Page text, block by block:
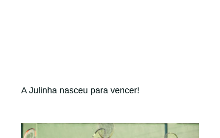
A Julinha nasceu para vencer!